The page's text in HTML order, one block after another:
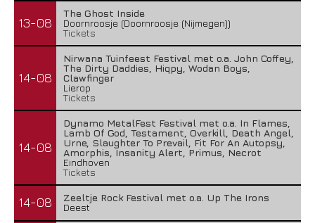
13-08
The Ghost Inside
Doornroosje (Doornroosje (Nijmegen))
Tickets
14-08
Nirwana Tuinfeest Festival met o.a. John Coffey,
The Dirty Daddies, Hiqpy, Wodan Boys,
Clawfinger
Lierop
Tickets
14-08
Dynamo MetalFest Festival met o.a. In Flames,
Lamb Of God, Testament, Overkill, Death Angel,
Urne, Slaughter To Prevail, Fit For An Autopsy,
Amorphis, Insanity Alert, Primus, Necrot
Eindhoven
Tickets
14-08
Zeeltje Rock Festival met o.a. Up The Irons
Deest